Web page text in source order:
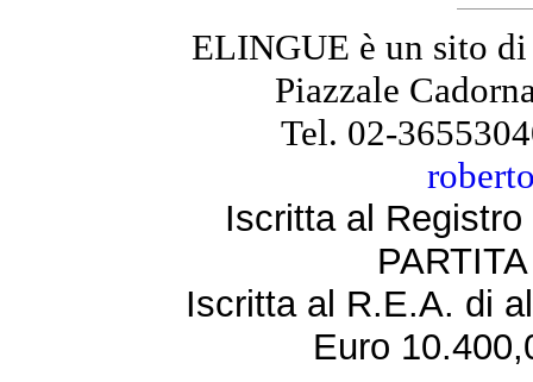
ELINGUE è un sito
Piazzale
Tel. 02-
Iscritta al
Iscritta al R.E.A. di
Euro